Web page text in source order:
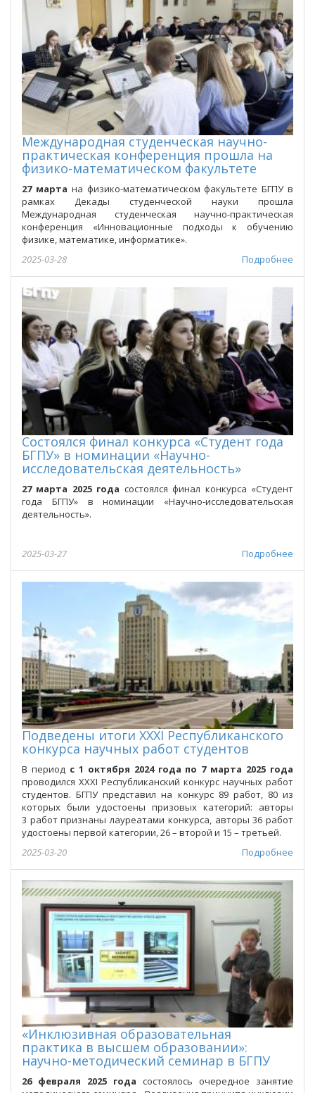
Международная студенческая научно-
практическая конференция прошла на
физико-математическом факультете
27 марта на физико-математическом факультете БГПУ в
рамках Декады студенческой науки прошла
Международная студенческая научно-практическая
конференция «Инновационные подходы к обучению
физике, математике, информатике».
Подробнее
2025-03-28
Состоялся финал конкурса «Студент года
БГПУ» в номинации «Научно-
исследовательская деятельность»
27 марта 2025 года состоялся финал конкурса «Студент
года БГПУ» в номинации «Научно-исследовательская
деятельность».
Подробнее
2025-03-27
Подведены итоги XXXI Республиканского
конкурса научных работ студентов
В период с 1 октября 2024 года по 7 марта 2025 года
проводился XXXI Республиканский конкурс научных работ
студентов. БГПУ представил на конкурс 89 работ, 80 из
которых были удостоены призовых категорий: авторы
3 работ признаны лауреатами конкурса, авторы 36 работ
удостоены первой категории, 26 – второй и 15 – третьей.
Подробнее
2025-03-20
«Инклюзивная образовательная
практика в высшем образовании»:
научно-методический семинар в БГПУ
26 февраля 2025 года состоялось очередное занятие